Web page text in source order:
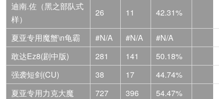
迪南.佐（黑之部队式
样）
26 11 42.31%
夏亚专用魔蟹\n龟霸 #N/A #N/A
#N/A
敢达Ez8(剧中版)
281 141
50.18%
强袭短剑(CU)
38 17
44.74%
夏亚专用力克大魔
727 396
54.47%